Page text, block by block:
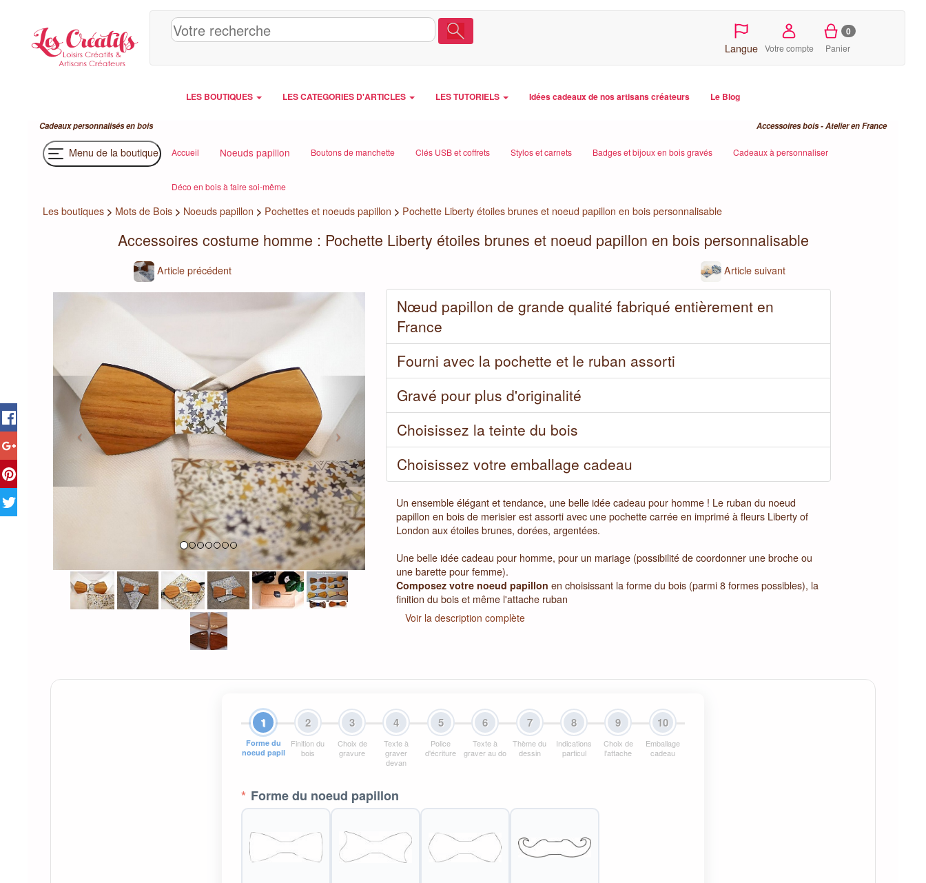
Langue Votre compte
0
Panier
LES BOUTIQUES LES CATEGORIES D'ARTICLES LES TUTORIELS Idées cadeaux de nos artisans créateurs Le Blog
Cadeaux personnalisés en bois Accessoires bois - Atelier en France
Menu de la boutique Accueil Noeuds papillon Boutons de manchette Clés USB et coffrets Stylos et carnets Badges et bijoux en bois gravés Cadeaux à personnaliser
Déco en bois à faire soi-même
Les boutiques > Mots de Bois > Noeuds papillon > Pochettes et noeuds papillon > Pochette Liberty étoiles brunes et noeud papillon en bois personnalisable
Accessoires costume homme : Pochette Liberty étoiles brunes et noeud papillon en bois personnalisable
Article précédent Article suivant
Previous
Nœud papillon de grande qualité fabriqué entièrement en
France
Fourni avec la pochette et le ruban assorti
Gravé pour plus d'originalité
Choisissez la teinte du bois
Choisissez votre emballage cadeau
Un ensemble élégant et tendance, une belle idée cadeau pour homme ! Le ruban du noeud
papillon en bois de merisier est assorti avec une pochette carrée en imprimé à fleurs Liberty of
London aux étoiles brunes, dorées, argentées.
Une belle idée cadeau pour homme, pour un mariage (possibilité de coordonner une broche ou
une barette pour femme).
Composez votre noeud papillon en choisissant la forme du bois (parmi 8 formes possibles), la
finition du bois et même l'attache ruban
Voir la description complète
1
Forme du
noeud papil
2
Finition du
bois
3
Choix de
gravure
4
Texte à
graver
devan
5
Police
d'écriture
6
Texte à
graver au do
7
Thème du
dessin
8
Indications
particul
9
Choix de
l'attache
10
Emballage
cadeau
* Forme du noeud papillon